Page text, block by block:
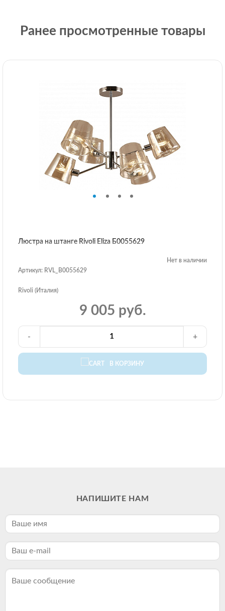
Ранее просмотренные товары
Люстра на штанге Rivoli Eliza Б0055629
Нет в наличии
Артикул: RVL_B0055629
Rivoli (Италия)
9 005 руб.
В КОРЗИНУ
- +
НАПИШИТЕ НАМ